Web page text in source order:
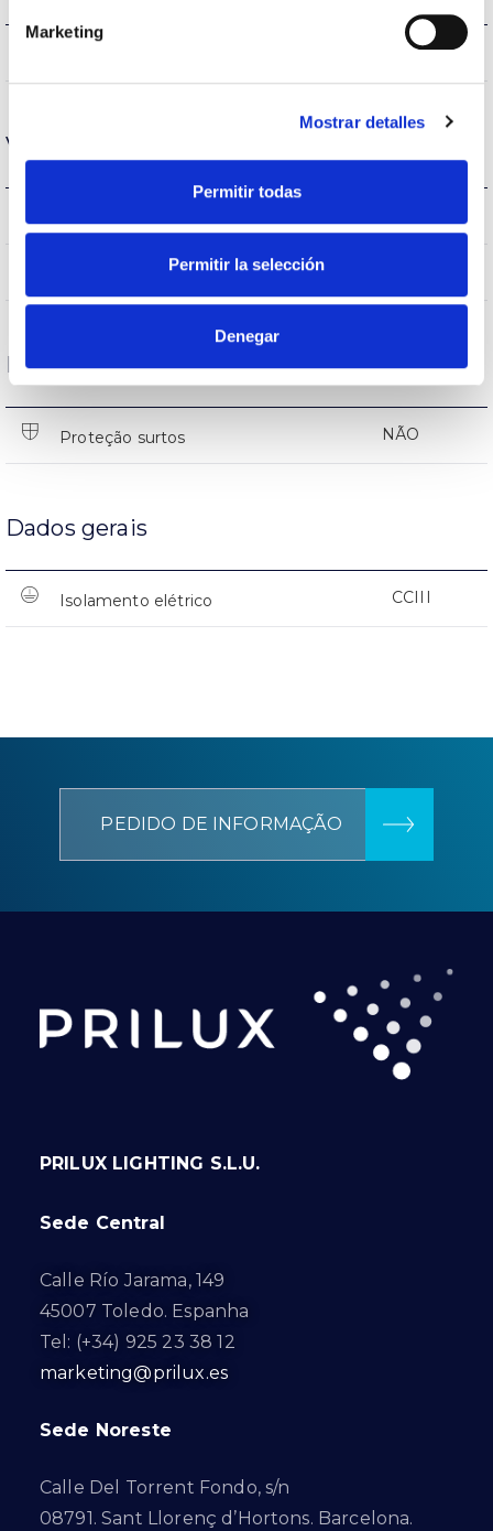
Marketing
Mostrar detalles
Permitir todas
Permitir la selección
Denegar
Vida
(L70B50>)50.000h
Proteções
Proteção surtos NÃO
Dados gerais
Isolamento elétrico CCIII
PEDIDO DE INFORMAÇÃO
PRILUX LIGHTING S.L.U.
Sede Central
Calle Río Jarama, 149
45007 Toledo. Espanha
Tel: (+34) 925 23 38 12
marketing@prilux.es
Sede Noreste
Calle Del Torrent Fondo, s/n
08791. Sant Llorenç d’Hortons. Barcelona.